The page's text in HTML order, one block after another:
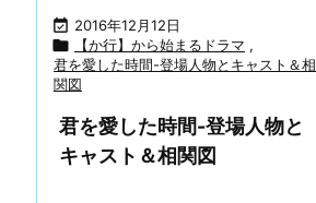
 2016年12月12日
 【か行】から始まるドラマ ,
君を愛した時間-登場人物とキャスト＆相
関図
君を愛した時間-登場人物と
キャスト＆相関図